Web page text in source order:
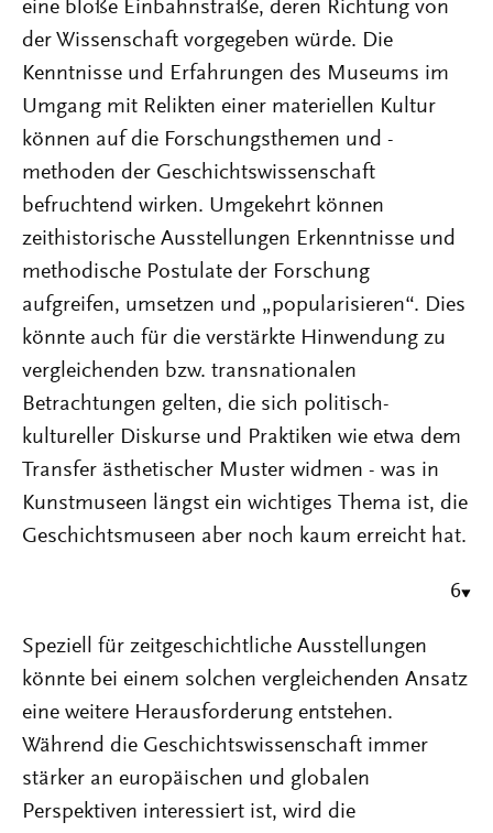
eine bloße Einbahnstraße, deren Richtung von
der Wissenschaft vorgegeben würde. Die
Kenntnisse und Erfahrungen des Museums im
Umgang mit Relikten einer materiellen Kultur
können auf die Forschungsthemen und -
methoden der Geschichtswissenschaft
befruchtend wirken. Umgekehrt können
zeithistorische Ausstellungen Erkenntnisse und
methodische Postulate der Forschung
aufgreifen, umsetzen und „popularisieren“. Dies
könnte auch für die verstärkte Hinwendung zu
vergleichenden bzw. transnationalen
Betrachtungen gelten, die sich politisch-
kultureller Diskurse und Praktiken wie etwa dem
Transfer ästhetischer Muster widmen - was in
Kunstmuseen längst ein wichtiges Thema ist, die
Geschichtsmuseen aber noch kaum erreicht hat.
6
Speziell für zeitgeschichtliche Ausstellungen
könnte bei einem solchen vergleichenden Ansatz
eine weitere Herausforderung entstehen.
Während die Geschichtswissenschaft immer
stärker an europäischen und globalen
Perspektiven interessiert ist, wird die